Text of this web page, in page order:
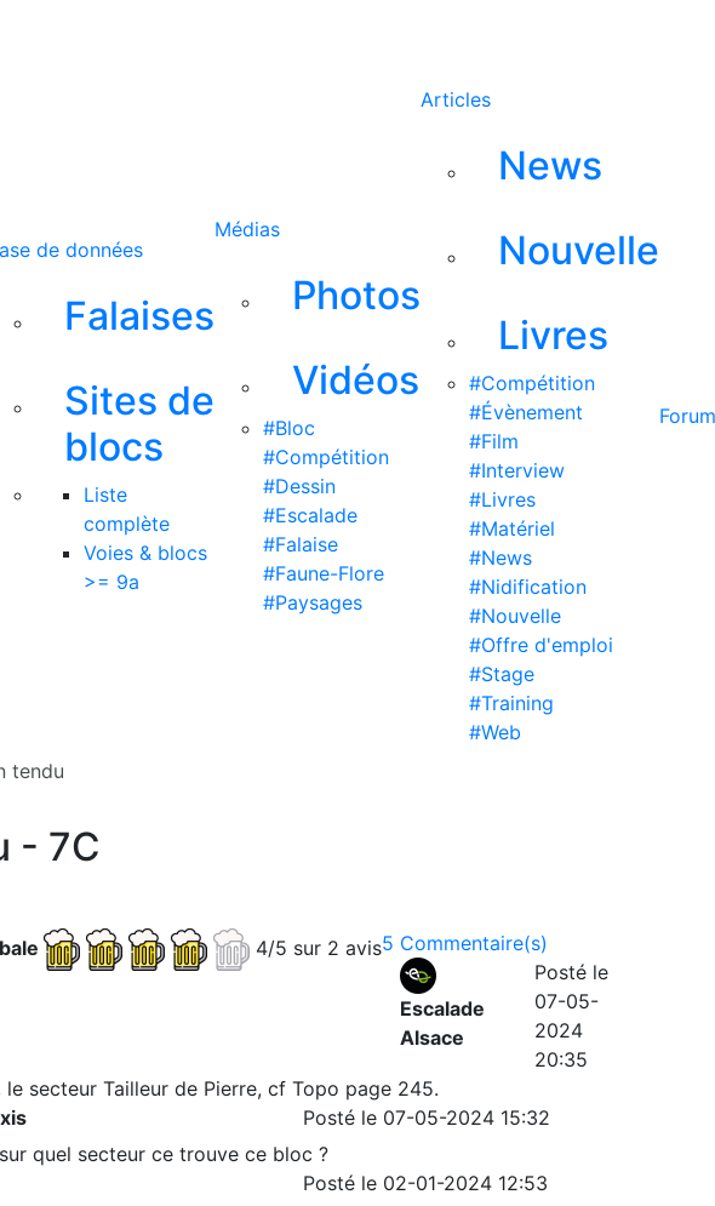
de données
Falaises
Sites de
blocs
Liste
complète
Voies & blocs
>= 9a
Médias
Photos
Vidéos
#Bloc
#Compétition
#Dessin
#Escalade
#Falaise
#Faune-Flore
#Paysages
Articles
News
Nouvelle
Livres
#Compétition
#Évènement
#Film
#Interview
#Livres
#Matériel
#News
#Nidification
#Nouvelle
#Offre d'emploi
#Stage
#Training
#Web
Forum
tendu
- 7C
5 Commentaire(s)
4/5 sur 2 avis
Escalade
Alsace
Posté le
07-05-
2024
20:35
le secteur Tailleur de Pierre, cf Topo page 245.
Posté le 07-05-2024 15:32
quel secteur ce trouve ce bloc ?
Posté le 02-01-2024 12:53